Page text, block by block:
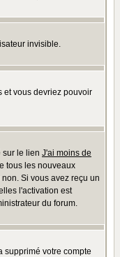
invisible.
et vous devriez pouvoir
sur le lien J'ai moins de
tous les nouveaux
Si vous avez reçu un
l'activation est
du forum.
supprimé votre compte